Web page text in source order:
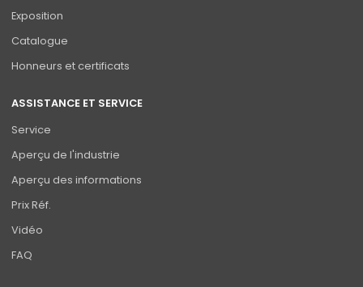
Exposition
Catalogue
Honneurs et certificats
ASSISTANCE ET SERVICE
Service
Aperçu de l'industrie
Aperçu des informations
Prix Réf.
Vidéo
FAQ